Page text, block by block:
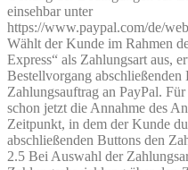
einsehbar unter
https://www.paypal.com/de/
Wählt der Kunde im Rahmen
Express“ als Zahlungsart aus,
Bestellvorgang
Zahlungsauftrag an PayPal.
schon jetzt die Annahme des
Zeitpunkt, in dem der Kunde
abschließenden Buttons den
2.5 Bei Auswahl der